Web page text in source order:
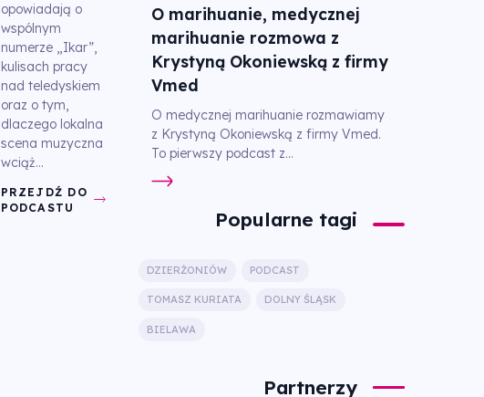
opowiadają o
wspólnym
numerze „Ikar”,
kulisach pracy
nad teledyskiem
oraz o tym,
dlaczego lokalna
scena muzyczna
wciąż...
PRZEJDŹ DO
PODCASTU
O marihuanie, medycznej
marihuanie rozmowa z
Krystyną Okoniewską z firmy
Vmed
O medycznej marihuanie rozmawiamy
z Krystyną Okoniewską z firmy Vmed.
To pierwszy podcast z...
Popularne tagi
DZIERŻONIÓW PODCAST
TOMASZ KURIATA DOLNY ŚLĄSK
BIELAWA
Partnerzy